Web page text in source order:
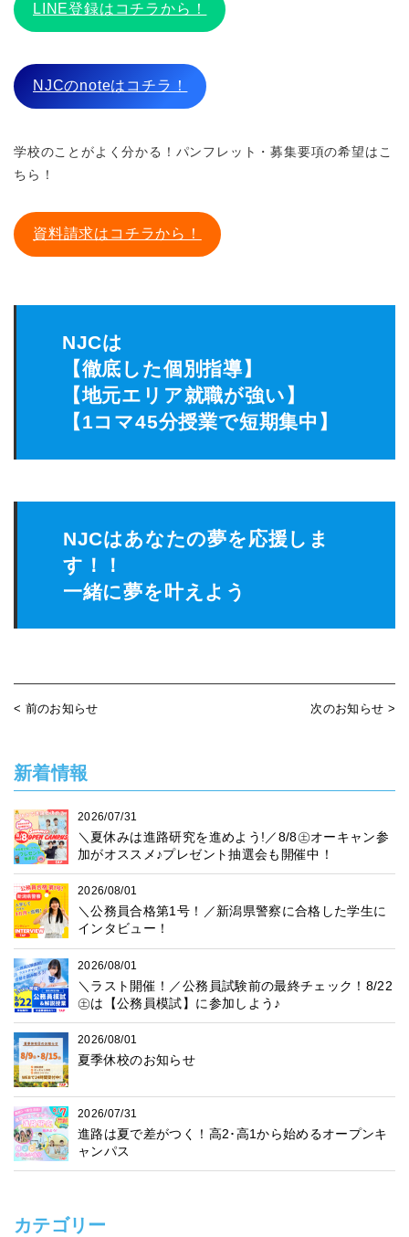
LINE登録はコチラから！
NJCのnoteはコチラ！
学校のことがよく分かる！パンフレット・募集要項の希望はこ
ちら！
資料請求はコチラから！
NJCは
【徹底した個別指導】
【地元エリア就職が強い】
【1コマ45分授業で短期集中】
NJCはあなたの夢を応援しま
す！！
一緒に夢を叶えよう
< 前のお知らせ 次のお知らせ >
新着情報
2026/07/31
＼夏休みは進路研究を進めよう!／8/8㊏オーキャン参
加がオススメ♪プレゼント抽選会も開催中！
2026/08/01
＼公務員合格第1号！／新潟県警察に合格した学生に
インタビュー！
2026/08/01
＼ラスト開催！／公務員試験前の最終チェック！8/22
㊏は【公務員模試】に参加しよう♪
2026/08/01
夏季休校のお知らせ
2026/07/31
進路は夏で差がつく！高2･高1から始めるオープンキ
ャンパス
カテゴリー